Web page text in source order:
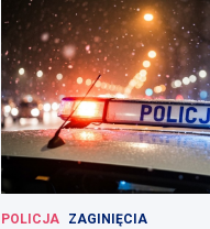
POLICJA ZAGINIĘCIA